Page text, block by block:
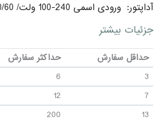
آداپتور: ورودی اسمی 240-100 ولت/ 50/60 هرتز
خروجی اسمی: جریان مستقیم 12 ولت
ابعاد: 23.9 * 22.7 * 10.8 سانتیمتر
ویژگی ها:
کاهش حس سوزش، تماس چشمی آسان
ماوراء بنفش) ژل، Builder و ژل LED
جزئیات بیشتر
حداقل سفارش حداکثر سفارش
3
6
7
12
13
200